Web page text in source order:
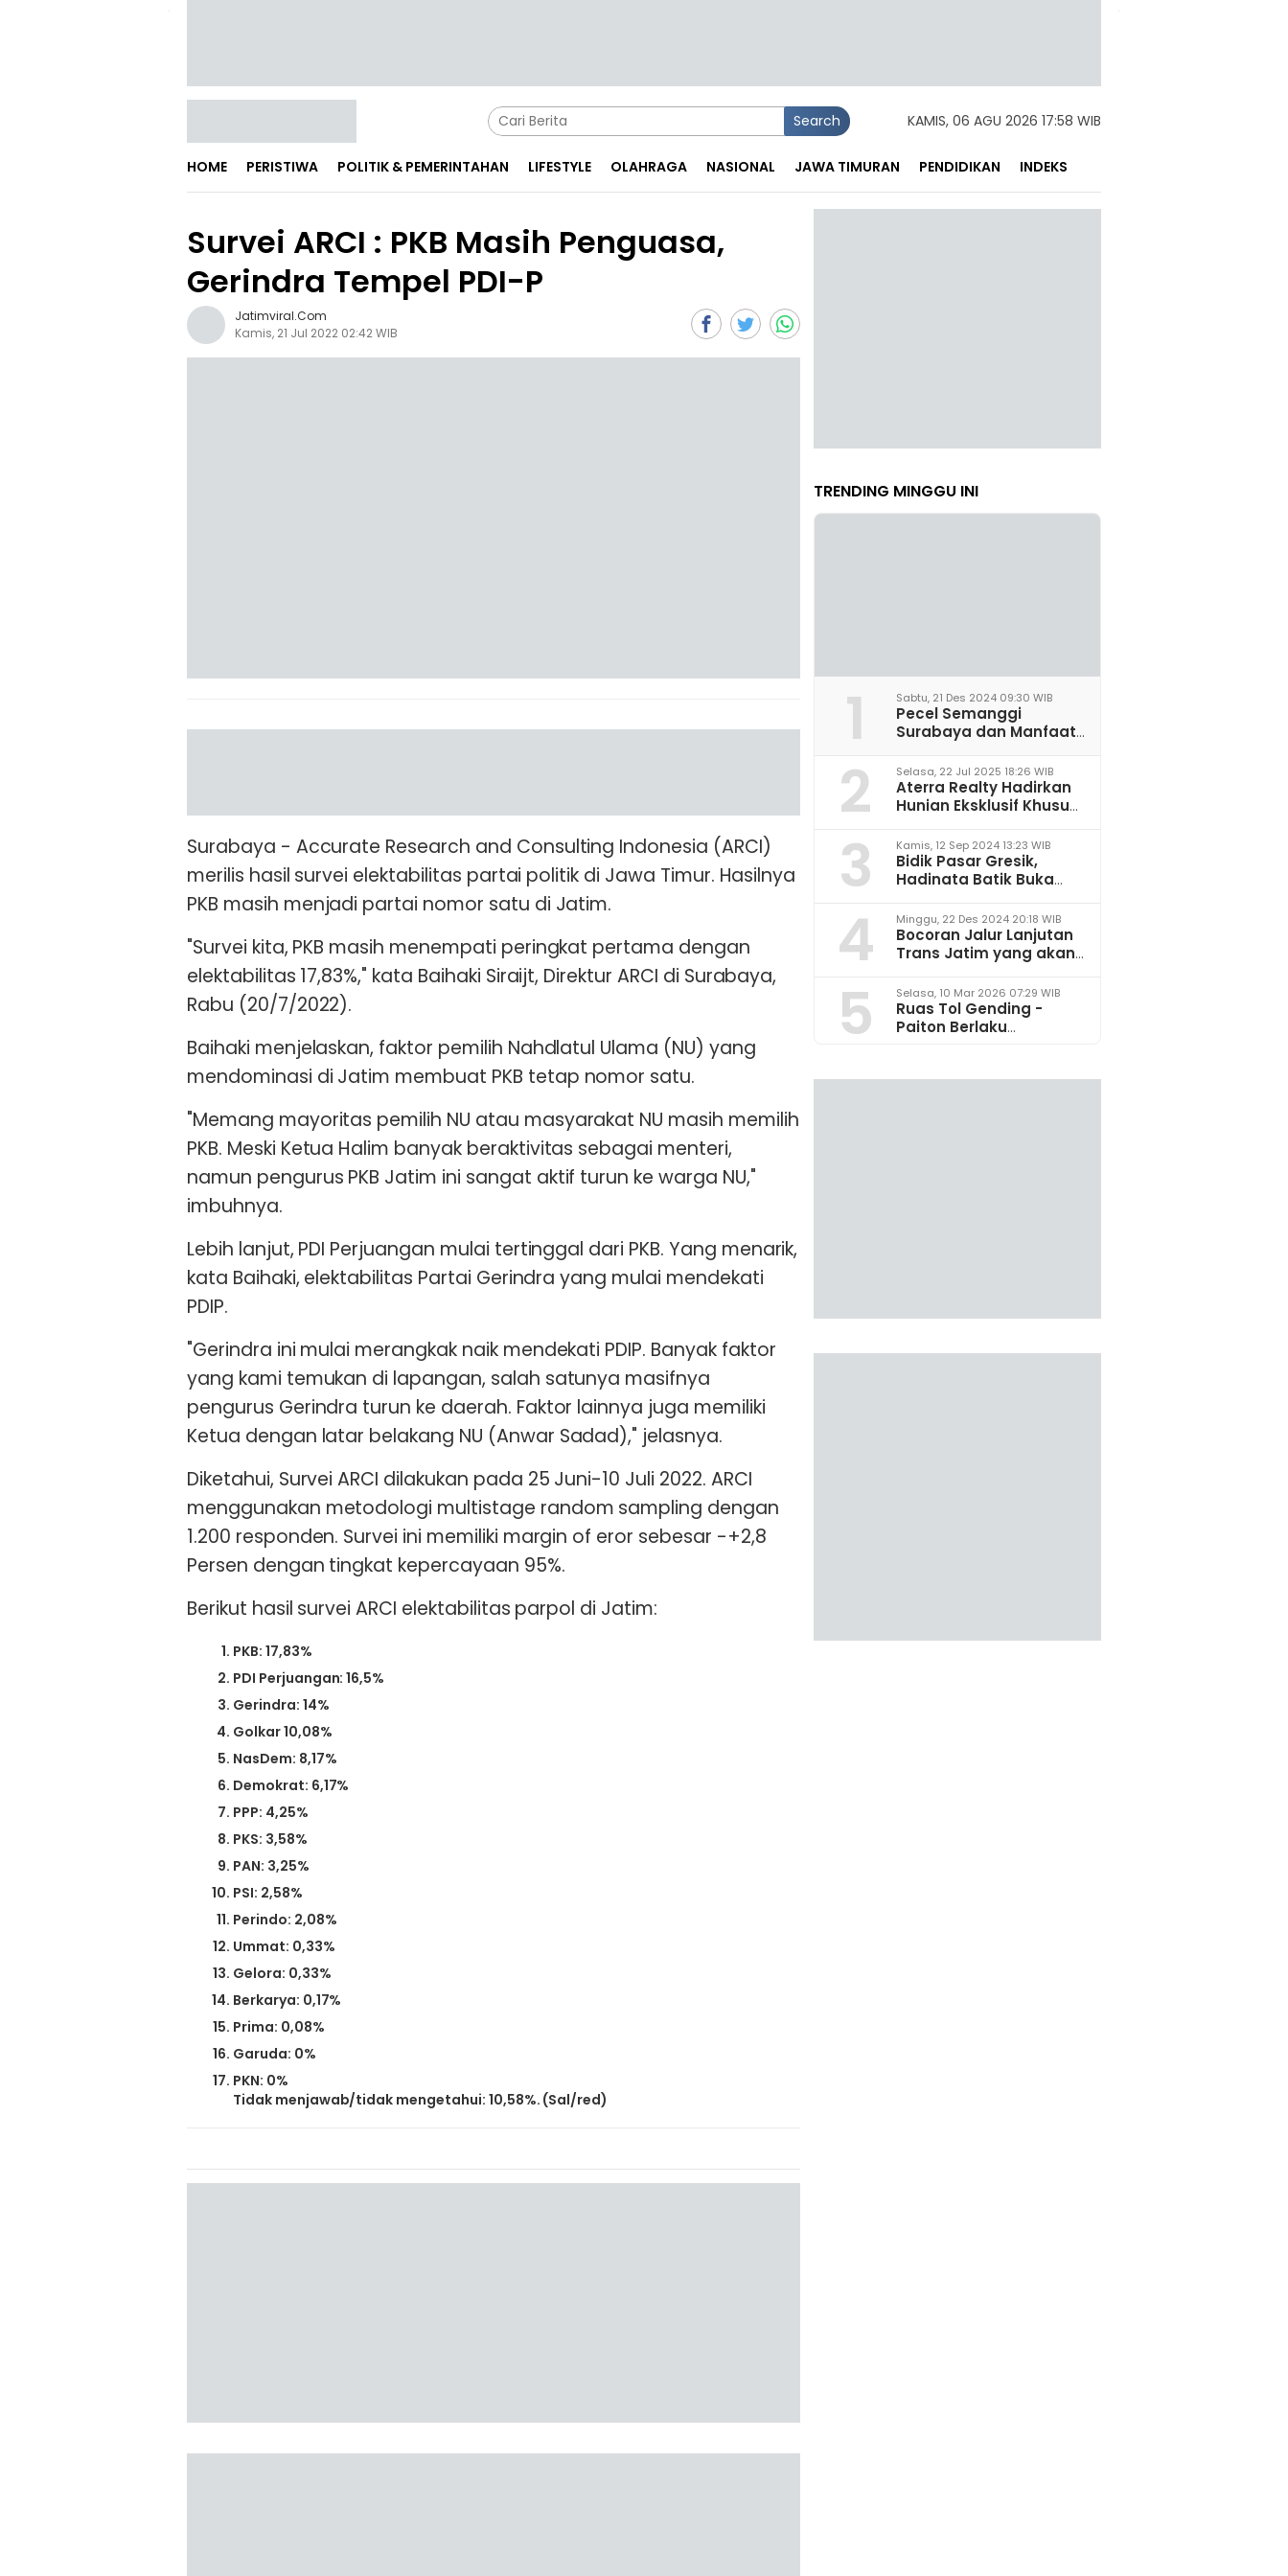
Search KAMIS, 06 AGU 2026 17:58 WIB
HOME PERISTIWA POLITIK & PEMERINTAHAN LIFESTYLE OLAHRAGA NASIONAL JAWA TIMURAN PENDIDIKAN INDEKS
Survei ARCI : PKB Masih Penguasa,
Gerindra Tempel PDI-P
Jatimviral.com
Kamis, 21 Jul 2022 02:42 WIB
Surabaya - Accurate Research and Consulting Indonesia (ARCI)
merilis hasil survei elektabilitas partai politik di Jawa Timur. Hasilnya
PKB masih menjadi partai nomor satu di Jatim.
"Survei kita, PKB masih menempati peringkat pertama dengan
elektabilitas 17,83%," kata Baihaki Siraijt, Direktur ARCI di Surabaya,
Rabu (20/7/2022).
Baihaki menjelaskan, faktor pemilih Nahdlatul Ulama (NU) yang
mendominasi di Jatim membuat PKB tetap nomor satu.
"Memang mayoritas pemilih NU atau masyarakat NU masih memilih
PKB. Meski Ketua Halim banyak beraktivitas sebagai menteri,
namun pengurus PKB Jatim ini sangat aktif turun ke warga NU,"
imbuhnya.
Lebih lanjut, PDI Perjuangan mulai tertinggal dari PKB. Yang menarik,
kata Baihaki, elektabilitas Partai Gerindra yang mulai mendekati
PDIP.
"Gerindra ini mulai merangkak naik mendekati PDIP. Banyak faktor
yang kami temukan di lapangan, salah satunya masifnya
pengurus Gerindra turun ke daerah. Faktor lainnya juga memiliki
Ketua dengan latar belakang NU (Anwar Sadad)," jelasnya.
Diketahui, Survei ARCI dilakukan pada 25 Juni-10 Juli 2022. ARCI
menggunakan metodologi multistage random sampling dengan
1.200 responden. Survei ini memiliki margin of eror sebesar -+2,8
Persen dengan tingkat kepercayaan 95%.
Berikut hasil survei ARCI elektabilitas parpol di Jatim:
PKB: 17,83%
PDI Perjuangan: 16,5%
Gerindra: 14%
Golkar 10,08%
NasDem: 8,17%
Demokrat: 6,17%
PPP: 4,25%
PKS: 3,58%
PAN: 3,25%
PSI: 2,58%
Perindo: 2,08%
Ummat: 0,33%
Gelora: 0,33%
Berkarya: 0,17%
Prima: 0,08%
Garuda: 0%
PKN: 0%
Tidak menjawab/tidak mengetahui: 10,58%. (Sal/red)
TRENDING MINGGU INI
1 Sabtu, 21 Des 2024 09:30 WIB
Pecel Semanggi
Surabaya dan Manfaat
Saraf
2 Selasa, 22 Jul 2025 18:26 WIB
Aterra Realty Hadirkan
Hunian Eksklusif Khusus
Malang
3 Kamis, 12 Sep 2024 13:23 WIB
Bidik Pasar Gresik,
Hadinata Batik Buka
4 Minggu, 22 Des 2024 20:18 WIB
Bocoran Jalur Lanjutan
Trans Jatim yang akan
2025
5 Selasa, 10 Mar 2026 07:29 WIB
Ruas Tol Gending -
Paiton Berlaku